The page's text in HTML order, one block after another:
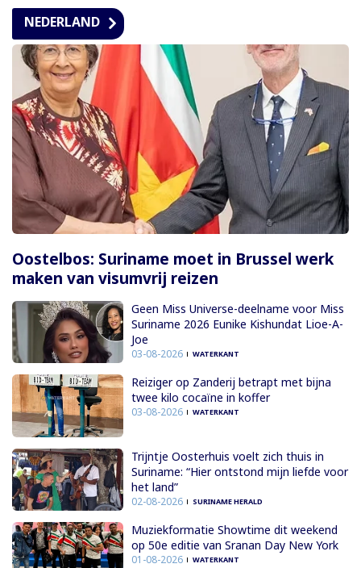
NEDERLAND
Oostelbos: Suriname moet in Brussel werk
maken van visumvrij reizen
Geen Miss Universe-deelname voor Miss
Suriname 2026 Eunike Kishundat Lioe-A-
Joe
03-08-2026 WATERKANT
Reiziger op Zanderij betrapt met bijna
twee kilo cocaïne in koffer
03-08-2026 WATERKANT
Trijntje Oosterhuis voelt zich thuis in
Suriname: “Hier ontstond mijn liefde voor
het land”
02-08-2026 SURINAME HERALD
Muziekformatie Showtime dit weekend
op 50e editie van Sranan Day New York
01-08-2026 WATERKANT